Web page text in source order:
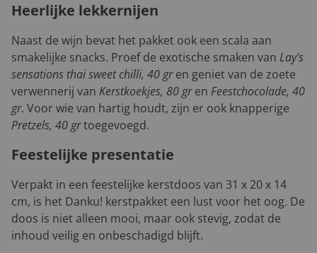
Heerlijke lekkernijen
Naast de wijn bevat het pakket ook een scala aan
smakelijke snacks. Proef de exotische smaken van Lay's
sensations thai sweet chilli, 40 gren geniet van de zoete
verwennerij van Kerstkoekjes, 80 gren Feestchocolade, 40
gr. Voor wie van hartig houdt, zijn er ook knapperige
Pretzels, 40 grtoegevoegd.
Feestelijke presentatie
Verpakt in een feestelijke kerstdoos van 31 x 20 x 14
cm, is het Danku! kerstpakket een lust voor het oog. De
doos is niet alleen mooi, maar ook stevig, zodat de
inhoud veilig en onbeschadigd blijft.